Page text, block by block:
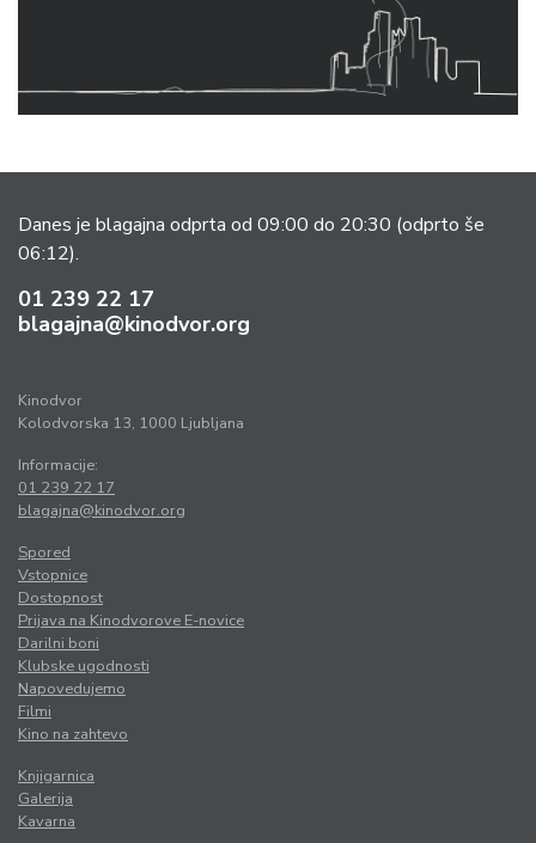
Danes je blagajna odprta od 09:00 do 20:30 (odprto še
06:12).
01 239 22 17
blagajna@kinodvor.org
Kinodvor
Kolodvorska 13, 1000 Ljubljana
Informacije:
01 239 22 17
blagajna@kinodvor.org
Spored
Vstopnice
Dostopnost
Prijava na Kinodvorove E-novice
Darilni boni
Klubske ugodnosti
Napovedujemo
Filmi
Kino na zahtevo
Knjigarnica
Galerija
Kavarna